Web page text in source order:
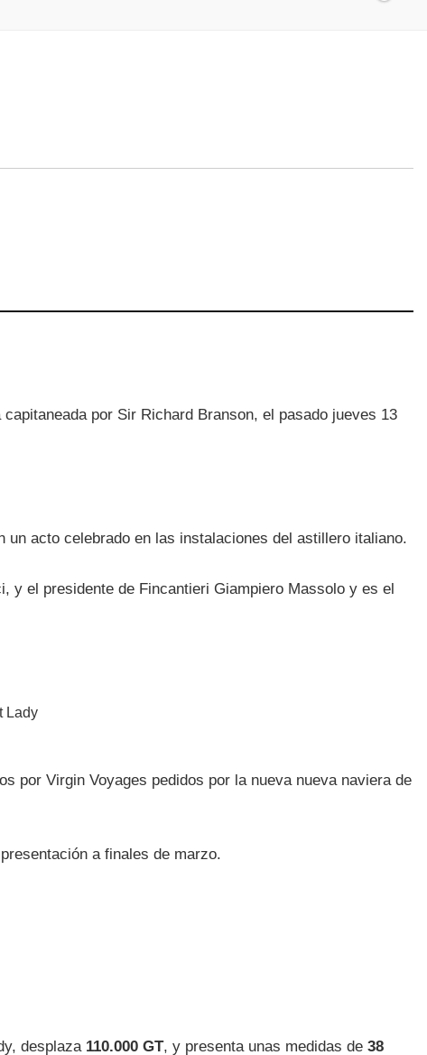
capitaneada por Sir Richard Branson, el pasado jueves 13
un acto celebrado en las instalaciones del astillero italiano.
y el presidente de Fincantieri Giampiero Massolo y es el
por Virgin Voyages pedidos por la nueva nueva naviera de
a finales de marzo.
desplaza 110.000 GT, y presenta unas medidas de 38